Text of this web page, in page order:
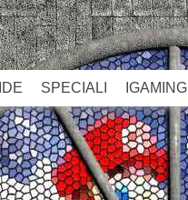
SPECIALI IGAMING